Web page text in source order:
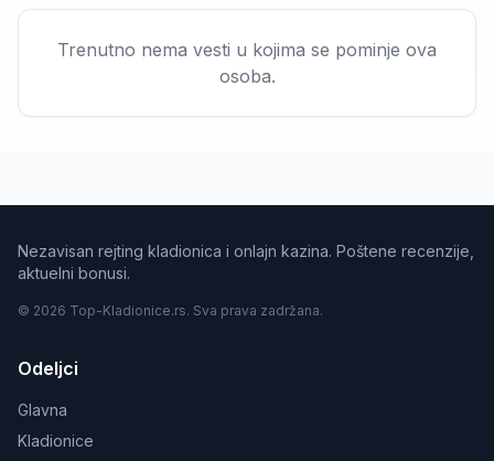
Trenutno nema vesti u kojima se pominje ova
osoba.
Nezavisan rejting kladionica i onlajn kazina. Poštene recenzije,
aktuelni bonusi.
© 2026 Top-Kladionice.rs. Sva prava zadržana.
Odeljci
Glavna
Kladionice